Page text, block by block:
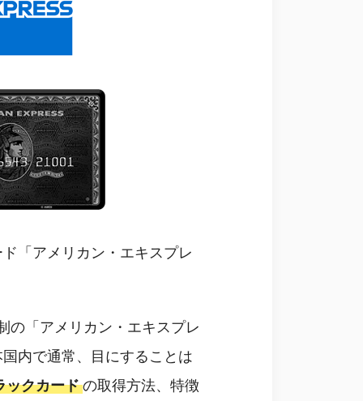
「アメリカン・エキスプレ
の「アメリカン・エキスプレ
内で通常、目にすることは
ックカード の取得方法、特徴